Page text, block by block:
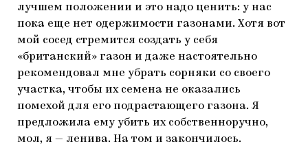
лучшем положении и это надо ценить: у нас
пока еще нет одержимости газонами. Хотя вот
мой сосед стремится создать у себя
«британский» газон и даже настоятельно
рекомендовал мне убрать сорняки со своего
участка, чтобы их семена не оказались
помехой для его подрастающего газона. Я
предложила ему убить их собственноручно,
мол, я — ленива. На том и закончилось.